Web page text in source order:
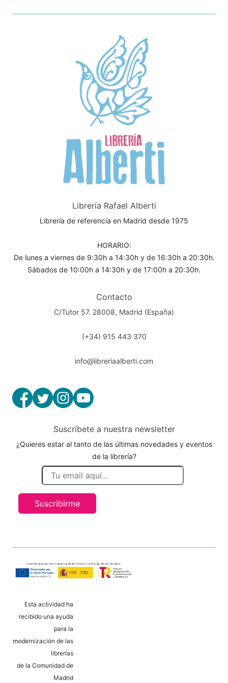
Librería Rafael Alberti
Librería de referencia en Madrid desde 1975
HORARIO:
De lunes a viernes de 9:30h a 14:30h y de 16:30h a 20:30h.
Sábados de 10:00h a 14:30h y de 17:00h a 20:30h.
Contacto
C/Tutor 57. 28008, Madrid (España)
(+34) 915 443 370
info@libreriaalberti.com
Suscríbete a nuestra newsletter
¿Quieres estar al tanto de las últimas novedades y eventos
de la librería?
Suscribirme
Esta actividad ha
recibido una ayuda
para la
modernización de las
librerías
de la Comunidad de
Madrid